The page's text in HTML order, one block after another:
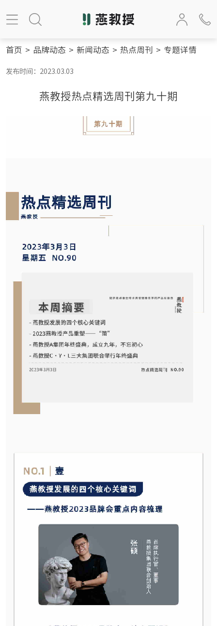
首页 > 品牌动态 > 新闻动态 > 热点周刊 > 专题详情
发布时间：2023.03.03
燕教授热点精选周刊第九十期